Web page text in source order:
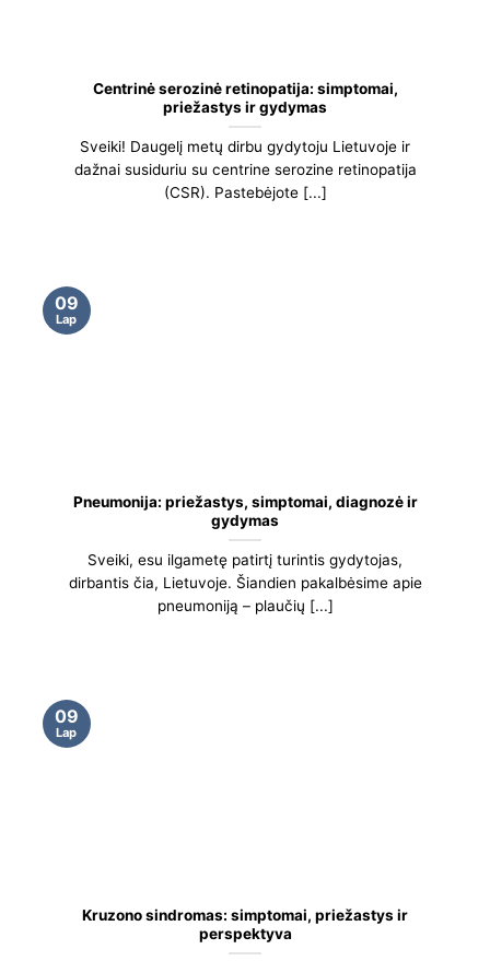
Centrinė serozinė retinopatija: simptomai,
priežastys ir gydymas
Sveiki! Daugelį metų dirbu gydytoju Lietuvoje ir
dažnai susiduriu su centrine serozine retinopatija
(CSR). Pastebėjote [...]
Pneumonija: priežastys, simptomai, diagnozė ir
gydymas
Sveiki, esu ilgametę patirtį turintis gydytojas,
dirbantis čia, Lietuvoje. Šiandien pakalbėsime apie
pneumoniją – plaučių [...]
09
Lap
Kruzono sindromas: simptomai, priežastys ir
perspektyva
09
Lap